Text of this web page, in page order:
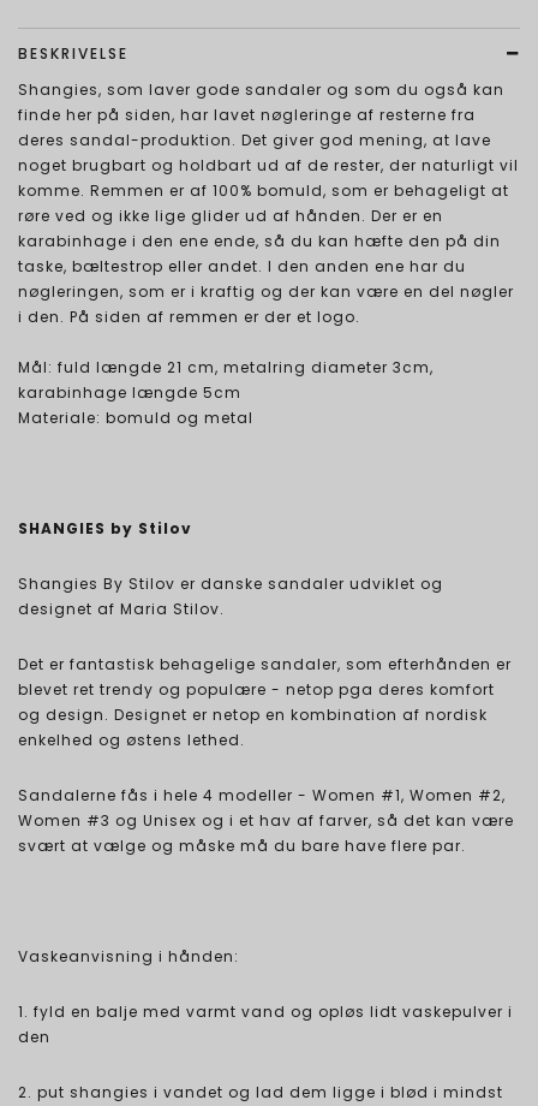
BESKRIVELSE
Shangies, som laver gode sandaler og som du også kan
finde her på siden, har lavet nøgleringe af resterne fra
deres sandal-produktion. Det giver god mening, at lave
noget brugbart og holdbart ud af de rester, der naturligt vil
komme. Remmen er af 100% bomuld, som er behageligt at
røre ved og ikke lige glider ud af hånden. Der er en
karabinhage i den ene ende, så du kan hæfte den på din
taske, bæltestrop eller andet. I den anden ene har du
nøgleringen, som er i kraftig og der kan være en del nøgler
i den. På siden af remmen er der et logo.
Mål: fuld længde 21 cm, metalring diameter 3cm,
karabinhage længde 5cm
Materiale: bomuld og metal
SHANGIES by Stilov
Shangies By Stilov er danske sandaler udviklet og
designet af Maria Stilov.
Det er fantastisk behagelige sandaler, som efterhånden er
blevet ret trendy og populære - netop pga deres komfort
og design. Designet er netop en kombination af nordisk
enkelhed og østens lethed.
Sandalerne fås i hele 4 modeller - Women #1, Women #2,
Women #3 og Unisex og i et hav af farver, så det kan være
svært at vælge og måske må du bare have flere par.
Vaskeanvisning i hånden:
1. fyld en balje med varmt vand og opløs lidt vaskepulver i
den
2. put shangies i vandet og lad dem ligge i blød i mindst